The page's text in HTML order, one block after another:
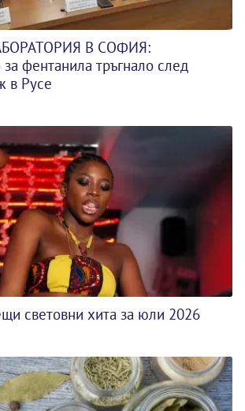
В СОФИЯ:
за фентанила тръгнало след
в Русе
световни хита за юли 2026